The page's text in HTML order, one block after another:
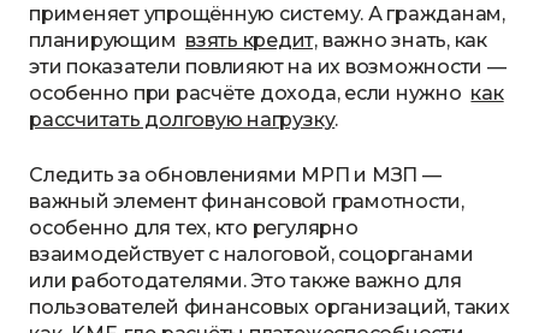
применяет упрощённую систему. А гражданам,
планирующим взять кредит, важно знать, как
эти показатели повлияют на их возможности —
особенно при расчёте дохода, если нужно как
рассчитать долговую нагрузку.
Следить за обновлениями МРП и МЗП —
важный элемент финансовой грамотности,
особенно для тех, кто регулярно
взаимодействует с налоговой, соцорганами
или работодателями. Это также важно для
пользователей финансовых организаций, таких